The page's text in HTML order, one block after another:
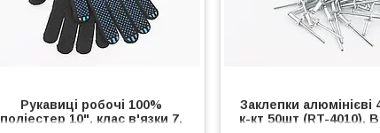
Рукавиці робочі 100%
поліестер 10", клас в'язки 7,
Заклепки алюмінієві
к-кт 50шт (RT-4010),